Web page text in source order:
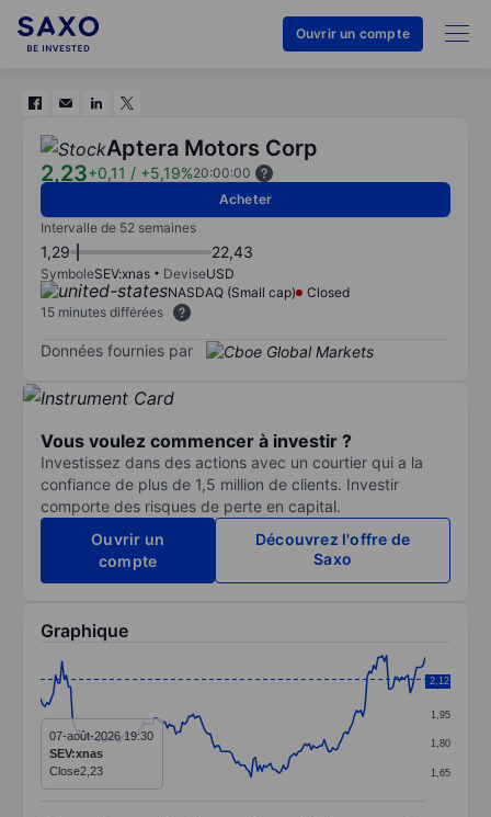
Ouvrir un compte
Aptera Motors Corp
2,23+0,11 / +5,19%20:00:00
Acheter
Intervalle de 52 semaines
1,29 22,43
SymboleSEV:xnas DeviseUSD
NASDAQ (Small cap)
Closed
15 minutes différées
Données fournies par
Vous voulez commencer à investir ?
Investissez dans des actions avec un courtier qui a la
confiance de plus de 1,5 million de clients. Investir
comporte des risques de perte en capital.
Ouvrir un
compte
Découvrez l'offre de
Saxo
Graphique
Line chart with 180 data points.
The chart has 1 X axis displaying categories.
The chart has 1 Y axis displaying values. Data
1,65
1,80
1,95
2,10
2,12
07-août-2026 19:30
SEV:xnas
Close2,23